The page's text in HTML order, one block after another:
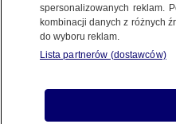
Udostępnij
Rosji na Ukrainę.
wywieźć z Ukrainy od
spersonalizowanych reklam.
kombinacji danych z różnych
do wyboru reklam.
Lista partnerów (dostawców)